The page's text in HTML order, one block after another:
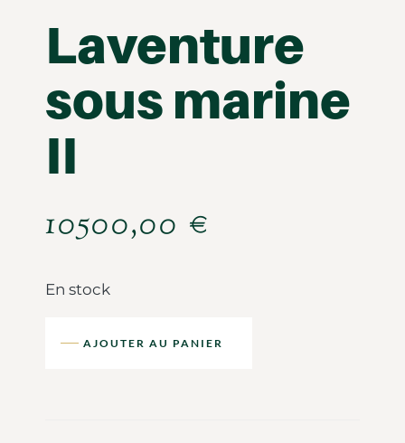
Laventure
sous marine
II
10500,00 €
En stock
AJOUTER AU PANIER